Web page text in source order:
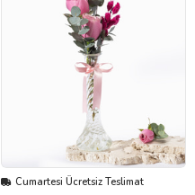
Cumartesi Ücretsiz Teslimat